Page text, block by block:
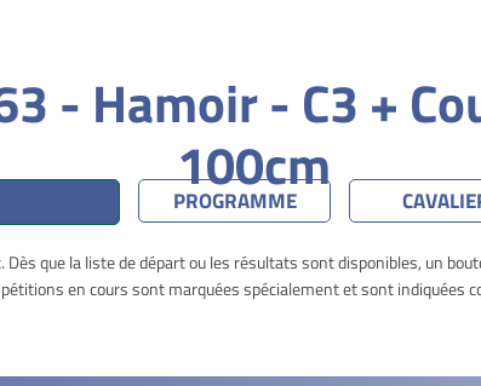
- Hamoir - C3 +
100cm
PROGRAMME
que la liste de départ ou les résultats sont disponibles, un
en cours sont marquées spécialement et sont indiquées